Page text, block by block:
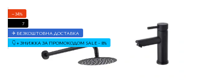
−34%
7
✈ БЕЗКОШТОВНА ДОСТАВКА
👇 + ЗНИЖКА ЗА ПРОМОКОДОМ SALE - 8%